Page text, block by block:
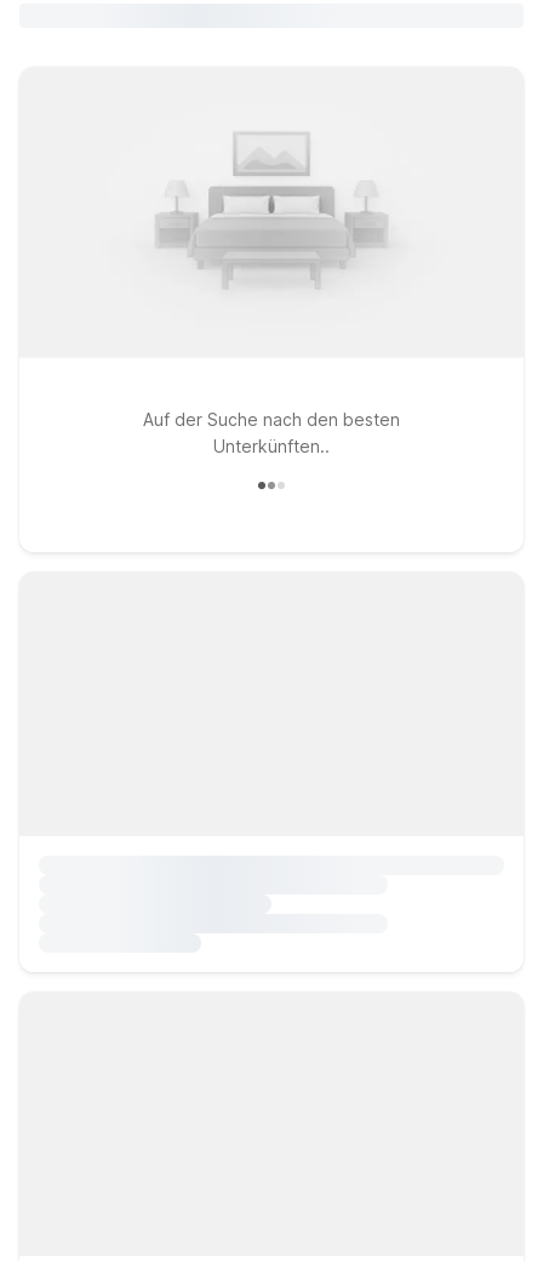
Auf der Suche nach den besten
Unterkünften..